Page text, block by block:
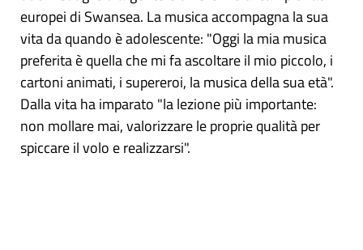
europei di Swansea. La musica accompagna la sua
vita da quando è adolescente: "Oggi la mia musica
preferita è quella che mi fa ascoltare il mio piccolo, i
cartoni animati, i supereroi, la musica della sua età".
Dalla vita ha imparato "la lezione più importante:
non mollare mai, valorizzare le proprie qualità per
spiccare il volo e realizzarsi".